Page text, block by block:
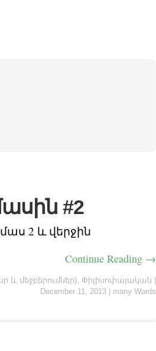
#2
2 և վերջին
Continue Reading →
և մեջբերումներ), Փիլիսոփայական
December 11, 2013
many Words